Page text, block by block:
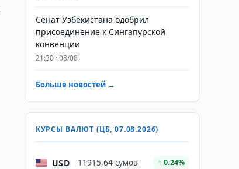
Сенат Узбекистана одобрил
присоединение к Сингапурской
конвенции
21:30 · 08/08
Больше новостей →
КУРСЫ ВАЛЮТ (ЦБ, 07.08.2026)
USD 11915,64 сумов ↑ 0.24%